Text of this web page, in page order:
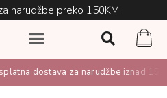
narudžbe preko 150KM
dostava za narudžbe iznad